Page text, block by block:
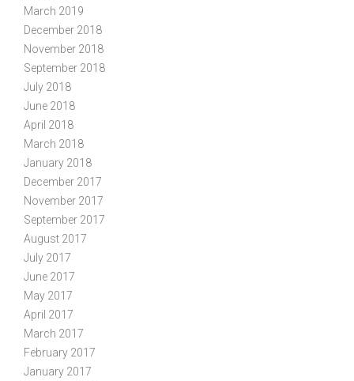
March 2019
December 2018
November 2018
September 2018
July 2018
June 2018
April 2018
March 2018
January 2018
December 2017
November 2017
September 2017
August 2017
July 2017
June 2017
May 2017
April 2017
March 2017
February 2017
January 2017